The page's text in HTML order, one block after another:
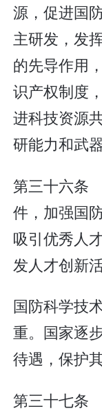
源，促进国
主研发，发
的先导作用
识产权制度
进科技资源
研能力和武
第三十六条
件，加强国
吸引优秀人
发人才创新活
国防科学技
重。国家逐
待遇，保护
第三十七条